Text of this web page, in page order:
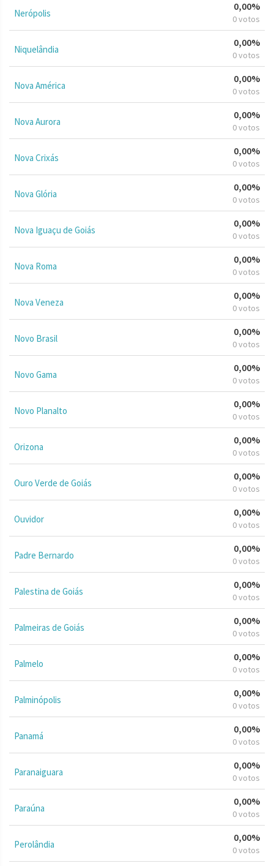
Nerópolis
0,00%
0 votos
Niquelândia
0,00%
0 votos
Nova América
0,00%
0 votos
Nova Aurora
0,00%
0 votos
Nova Crixás
0,00%
0 votos
Nova Glória
0,00%
0 votos
Nova Iguaçu de Goiás
0,00%
0 votos
Nova Roma
0,00%
0 votos
Nova Veneza
0,00%
0 votos
Novo Brasil
0,00%
0 votos
Novo Gama
0,00%
0 votos
Novo Planalto
0,00%
0 votos
Orizona
0,00%
0 votos
Ouro Verde de Goiás
0,00%
0 votos
Ouvidor
0,00%
0 votos
Padre Bernardo
0,00%
0 votos
Palestina de Goiás
0,00%
0 votos
Palmeiras de Goiás
0,00%
0 votos
Palmelo
0,00%
0 votos
Palminópolis
0,00%
0 votos
Panamá
0,00%
0 votos
Paranaiguara
0,00%
0 votos
Paraúna
0,00%
0 votos
Perolândia
0,00%
0 votos